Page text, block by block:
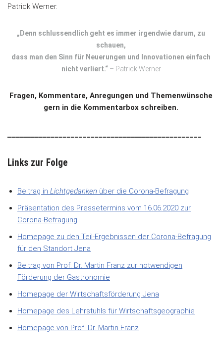
Patrick Werner.
„Denn schlussendlich geht es immer irgendwie darum, zu
schauen,
dass man den Sinn für Neuerungen und Innovationen einfach
nicht verliert.“ – Patrick Werner
Fragen, Kommentare, Anregungen und Themenwünsche
gern in die Kommentarbox schreiben.
Links zur Folge
Beitrag in Lichtgedanken über die Corona-Befragung
Präsentation des Pressetermins vom 16.06.2020 zur
Corona-Befragung
Homepage zu den Teil-Ergebnissen der Corona-Befragung
für den Standort Jena
Beitrag von Prof. Dr. Martin Franz zur notwendigen
Förderung der Gastronomie
Homepage der Wirtschaftsförderung Jena
Homepage des Lehrstuhls für Wirtschaftsgeographie
Homepage von Prof. Dr. Martin Franz